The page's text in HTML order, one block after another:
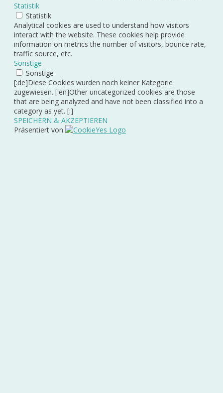
Statistik
Statistik
Analytical cookies are used to understand how visitors
interact with the website. These cookies help provide
information on metrics the number of visitors, bounce rate,
traffic source, etc.
Sonstige
Sonstige
[:de]Diese Cookies wurden noch keiner Kategorie
zugewiesen. [:en]Other uncategorized cookies are those
that are being analyzed and have not been classified into a
category as yet. [:]
SPEICHERN & AKZEPTIEREN
Präsentiert von